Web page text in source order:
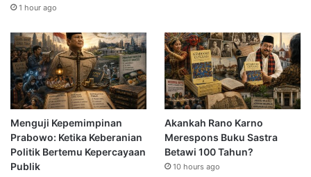
1 hour ago
Menguji Kepemimpinan
Prabowo: Ketika Keberanian
Politik Bertemu Kepercayaan
Publik
Akankah Rano Karno
Merespons Buku Sastra
Betawi 100 Tahun?
10 hours ago